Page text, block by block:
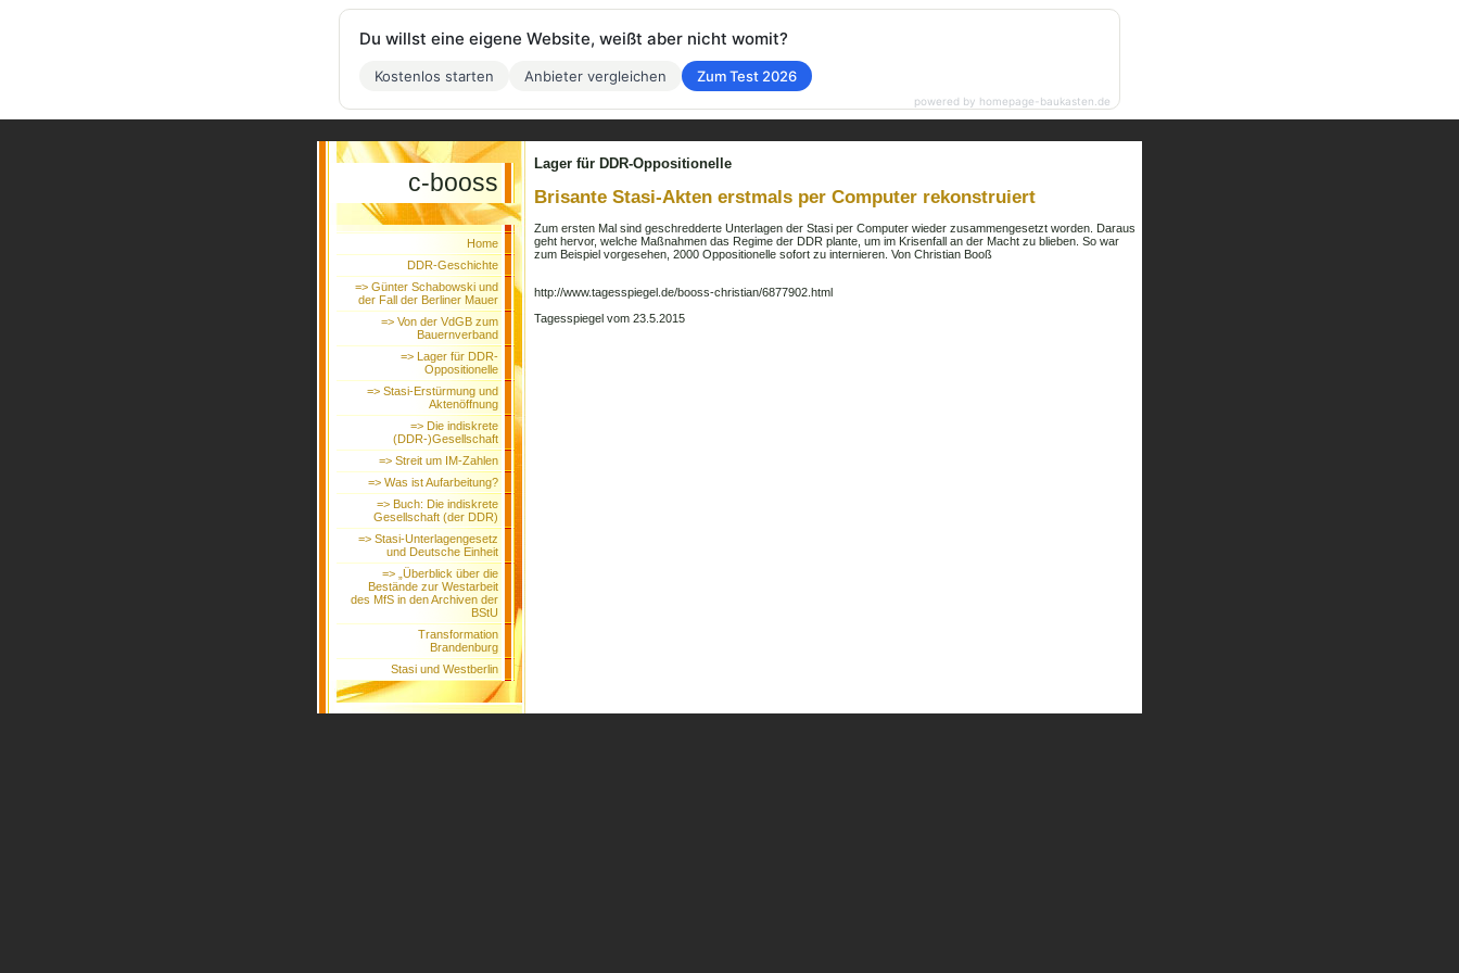
c-booss
Home
DDR-Geschichte
=> Günter Schabowski und
der Fall der Berliner Mauer
=> Von der VdGB zum
Bauernverband
=> Lager für DDR-
Oppositionelle
=> Stasi-Erstürmung und
Aktenöffnung
=> Die indiskrete
(DDR-)Gesellschaft
=> Streit um IM-Zahlen
=> Was ist Aufarbeitung?
=> Buch: Die indiskrete
Gesellschaft (der DDR)
=> Stasi-Unterlagengesetz
und Deutsche Einheit
=> „Überblick über die
Bestände zur Westarbeit
des MfS in den Archiven der
BStU
Transformation
Brandenburg
Stasi und Westberlin
Lager für DDR-Oppositionelle
Brisante Stasi-Akten erstmals per Computer rekonstruiert
Zum ersten Mal sind geschredderte Unterlagen der Stasi per Computer wieder zusammengesetzt worden. Daraus
geht hervor, welche Maßnahmen das Regime der DDR plante, um im Krisenfall an der Macht zu blieben. So war
zum Beispiel vorgesehen, 2000 Oppositionelle sofort zu internieren. Von Christian Booß
http://www.tagesspiegel.de/booss-christian/6877902.html
Tagesspiegel vom 23.5.2015
Du willst eine eigene Website, weißt aber nicht womit?
Kostenlos starten Anbieter vergleichen Zum Test 2026
powered by homepage-baukasten.de